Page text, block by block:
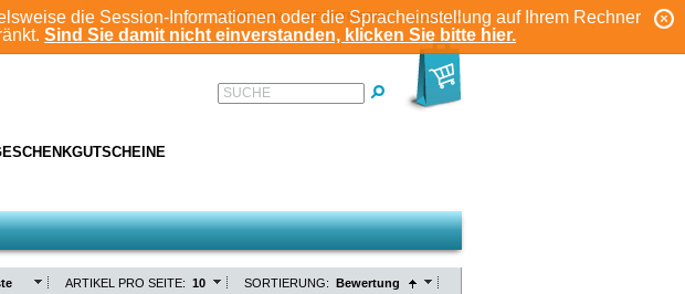
die Session-Informationen oder die Spracheinstellung auf Ihrem Rechner
Sind Sie damit nicht einverstanden, klicken Sie bitte hier.
KONTO
ANMELDEN REGISTRIEREN
SUCHE
SORTIERUNG: Bewertung
ARTIKEL PRO SEITE: 10